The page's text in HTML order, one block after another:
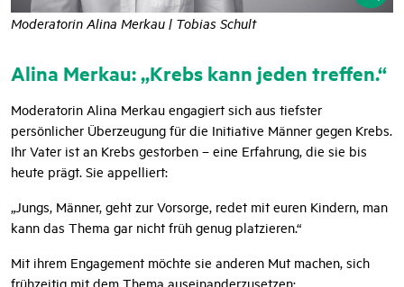
Alina Merkau: „Krebs kann jeden treffen.“
Moderatorin Alina Merkau engagiert sich aus tiefster
persönlicher Überzeugung für die Initiative Männer gegen Krebs.
Ihr Vater ist an Krebs gestorben – eine Erfahrung, die sie bis
heute prägt. Sie appelliert:
„Jungs, Männer, geht zur Vorsorge, redet mit euren Kindern, man
kann das Thema gar nicht früh genug platzieren.“
Mit ihrem Engagement möchte sie anderen Mut machen, sich
frühzeitig mit dem Thema auseinanderzusetzen:
Moderatorin Alina Merkau | Tobias Schult